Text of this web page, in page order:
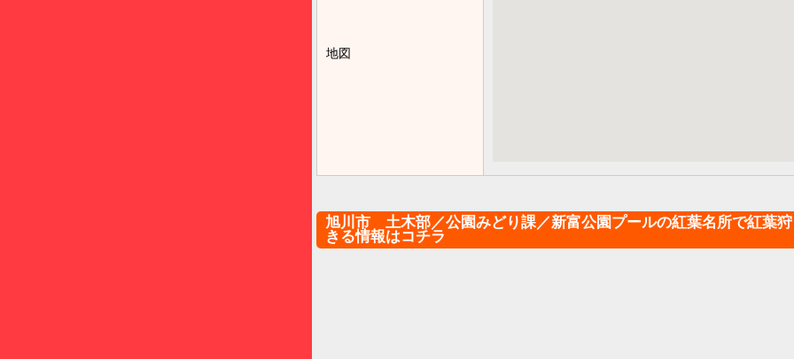
地図
旭川市 土木部／公園みどり課／新富公園プールの紅葉名所で紅葉
きる情報はコチラ